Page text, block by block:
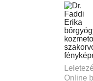
Online